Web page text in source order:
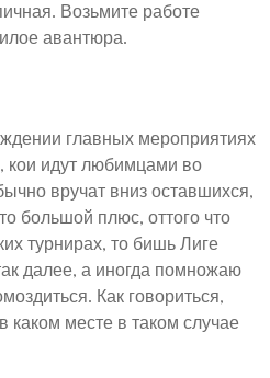
Возьмите работе
авантюра.
главных мероприятиях
кои идут любимцами во
вручат вниз оставшихся,
большой плюс, оттого что
турнирах, то бишь Лиге
далее, а иногда помножаю
Как говориться,
каком месте в таком случае